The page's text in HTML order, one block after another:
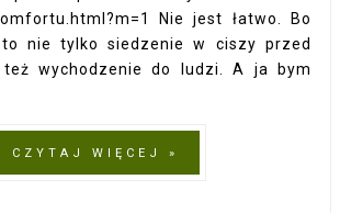
Nie jest łatwo. Bo
nie tylko siedzenie w ciszy przed
też wychodzenie do ludzi. A ja bym
CZYTAJ WIĘCEJ »